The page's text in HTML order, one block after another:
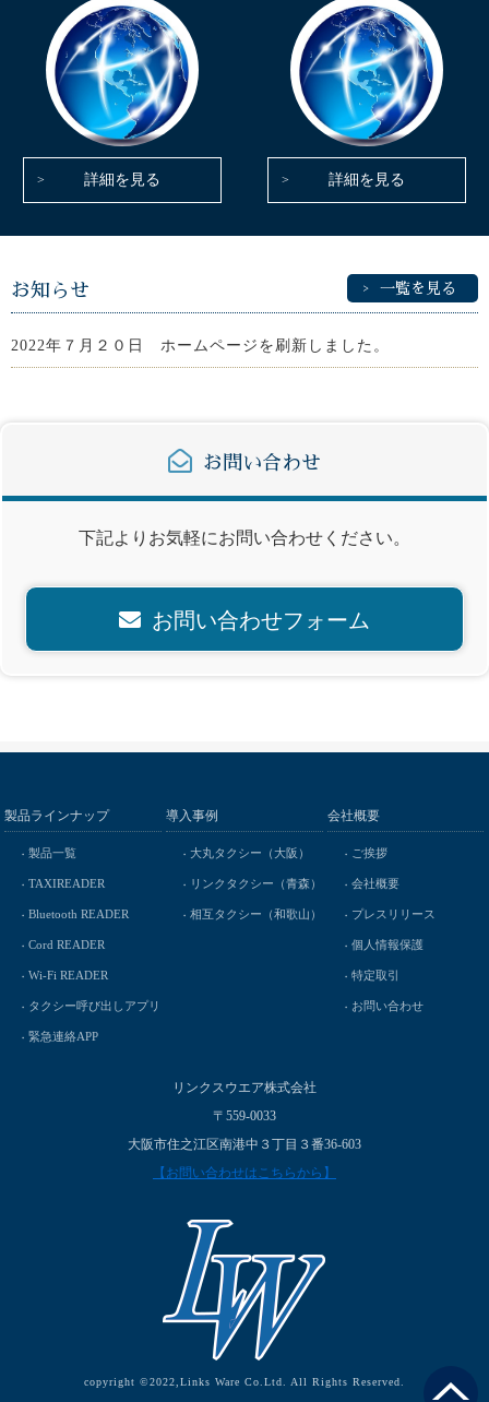
詳細を見る 詳細を見る
お知らせ 一覧を見る
2022年７月２０日 ホームページを刷新しました。
お問い合わせ
下記よりお気軽にお問い合わせください。
お問い合わせフォーム
製品ラインナップ
製品一覧
TAXIREADER
Bluetooth READER
Cord READER
Wi-Fi READER
タクシー呼び出しアプリ
緊急連絡APP
導入事例
大丸タクシー（大阪）
リンクタクシー（青森）
相互タクシー（和歌山）
会社概要
ご挨拶
会社概要
プレスリリース
個人情報保護
特定取引
お問い合わせ
リンクスウエア株式会社
〒559-0033
大阪市住之江区南港中３丁目３番36-603
【お問い合わせはこちらから】
copyright ©2022,Links Ware Co.Ltd. All Rights Reserved.